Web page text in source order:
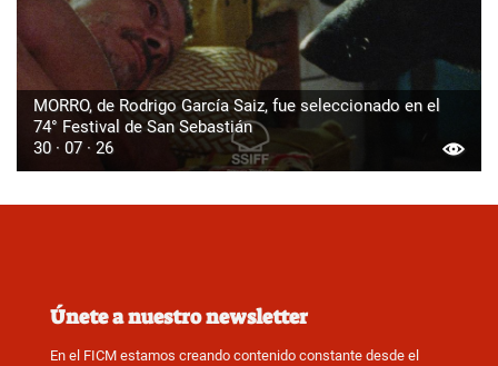
MORRO, de Rodrigo García Saiz, fue seleccionado en el
74° Festival de San Sebastián
30 · 07 · 26
Únete a nuestro newsletter
En el FICM estamos creando contenido constante desde el